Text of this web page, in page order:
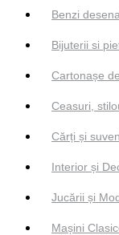
Benzi
Bijuterii si
Cartonașe
Ceasuri,
Cărți și
Interior și
Jucării și
Mașini